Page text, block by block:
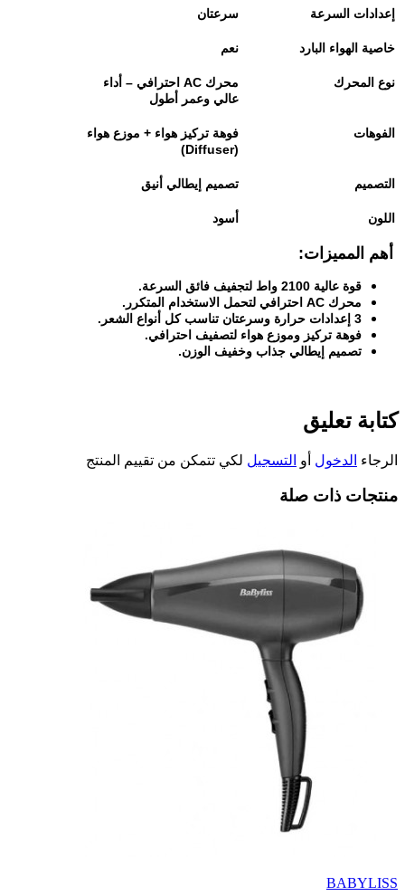
إعدادات السرعة سرعتان
خاصية الهواء البارد نعم
نوع المحرك محرك
احترافي – أداء
عالي وعمر أطول
الفوهات
فوهة تركيز هواء + موزع هواء
(Diffuser)
التصميم تصميم إيطالي أنيق
اللون أسود
أهم المميزات:
قوة عالية 2100 واط لتجفيف فائق السرعة
.
محرك
احترافي لتحمل الاستخدام المتكرر .
3 إعدادات حرارة وسرعتان تناسب كل أنواع الشعر .
فوهة تركيز وموزع هواء لتصفيف احترافي.
تصميم إيطالي جذاب وخفيف الوزن.
كتابة تعليق
الرجاء الدخول أو التسجيل لكي تتمكن من تقييم المنتج
منتجات ذات صلة
BABYLISS